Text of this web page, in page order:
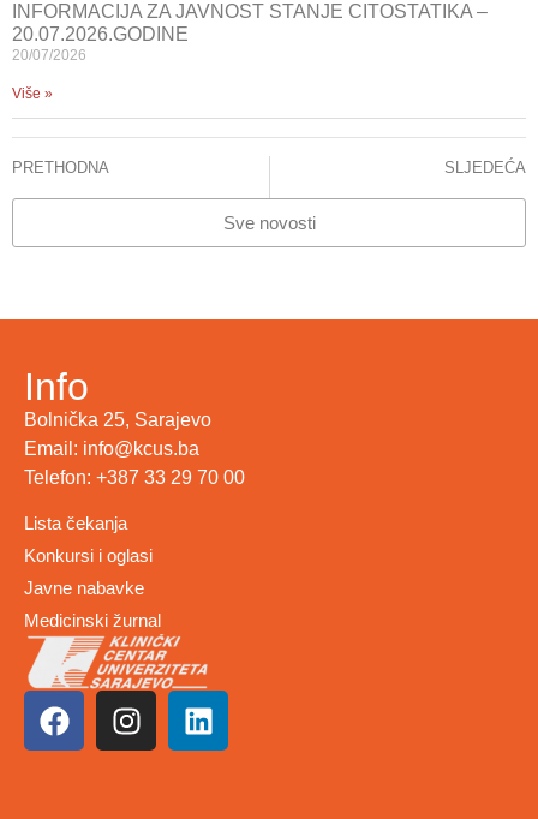
INFORMACIJA ZA JAVNOST STANJE CITOSTATIKA –
20.07.2026.GODINE
20/07/2026
Više »
PRETHODNA SLJEDEĆA
Sve novosti
Info
Bolnička 25, Sarajevo
Email: info@kcus.ba
Telefon: +387 33 29 70 00
Lista čekanja
Konkursi i oglasi
Javne nabavke
Medicinski žurnal